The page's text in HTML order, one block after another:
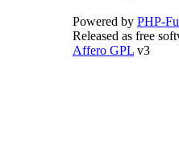
Powered by PHP-
Released as free
Affero GPL v3